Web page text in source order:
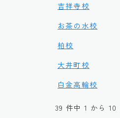
吉祥寺校
お茶の水校
柏校
大井町校
白金高輪校
39 件中 1 から 10